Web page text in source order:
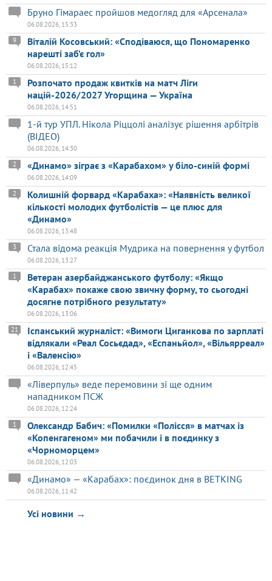
Бруно Гімараес пройшов медогляд для «Арсенала»
06.08.2026, 15:33
Віталій Косовський: «Сподіваюся, що Пономаренко
нарешті заб’є гол»
9
06.08.2026, 15:12
Розпочато продаж квитків на матч Ліги
націй-2026/2027 Угорщина — Україна
1
06.08.2026, 14:51
1-й тур УПЛ. Нікола Ріццолі аналізує рішення арбітрів
(ВІДЕО)
06.08.2026, 14:30
«Динамо» зіграє з «Карабахом» у біло-синій формі
2
06.08.2026, 14:09
Колишній форвард «Карабаха»: «Наявність великої
кількості молодих футболістів — це плюс для
«Динамо»
2
06.08.2026, 13:48
Стала відома реакція Мудрика на повернення у футбол
3
06.08.2026, 13:27
Ветеран азербайджанського футболу: «Якщо
«Карабах» покаже свою звичну форму, то сьогодні
досягне потрібного результату»
1
06.08.2026, 13:06
Іспанський журналіст: «Вимоги Циганкова по зарплаті
відлякали «Реал Сосьєдад», «Еспаньйол», «Вільярреал»
і «Валенсію»
21
06.08.2026, 12:45
«Ліверпуль» веде перемовини зі ще одним
нападником ПСЖ
06.08.2026, 12:24
Олександр Бабич: «Помилки «Полісся» в матчах із
«Копенгагеном» ми побачили і в поєдинку з
«Чорноморцем»
1
06.08.2026, 12:03
«Динамо» — «Карабах»: поєдинок дня в BETKING
06.08.2026, 11:42
Усі новини →